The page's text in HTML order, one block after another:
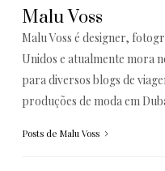
Malu Voss
Malu Voss é designer,
Unidos e atualmente mora
para diversos blogs de
produções de moda em
Posts de Malu Voss